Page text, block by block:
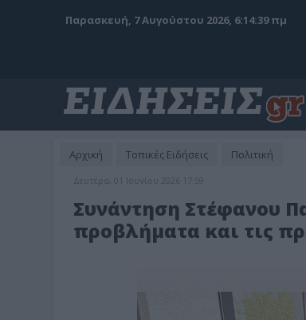
Παρασκευή, 7 Αυγούστου 2026, 6:14:41 πμ
Αρχική Τοπικές Ειδήσεις Πολιτική
Δευτέρα, 01 Ιουνίου 2026 17:59
Συνάντηση Στέφανου
προβλήματα και τις